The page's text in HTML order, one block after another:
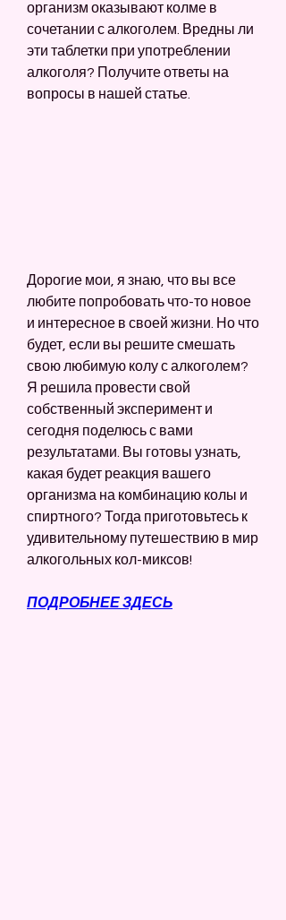
организм оказывают колме в
сочетании с алкоголем. Вредны ли
эти таблетки при употреблении
алкоголя? Получите ответы на
вопросы в нашей статье.
Дорогие мои, я знаю, что вы все
любите попробовать что-то новое
и интересное в своей жизни. Но что
будет, если вы решите смешать
свою любимую колу с алкоголем?
Я решила провести свой
собственный эксперимент и
сегодня поделюсь с вами
результатами. Вы готовы узнать,
какая будет реакция вашего
организма на комбинацию колы и
спиртного? Тогда приготовьтесь к
удивительному путешествию в мир
алкогольных кол-миксов!
ПОДРОБНЕЕ ЗДЕСЬ